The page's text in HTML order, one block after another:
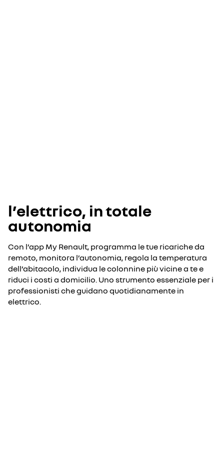
l’elettrico, in totale
autonomia
Con l’app My Renault, programma le tue ricariche da
remoto, monitora l’autonomia, regola la temperatura
dell’abitacolo, individua le colonnine più vicine a te e
riduci i costi a domicilio. Uno strumento essenziale per i
professionisti che guidano quotidianamente in
elettrico.